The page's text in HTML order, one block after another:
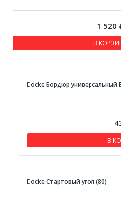
1 520
В
Döcke Бордюр универсальный
В
Döcke Стартовый угол (80)